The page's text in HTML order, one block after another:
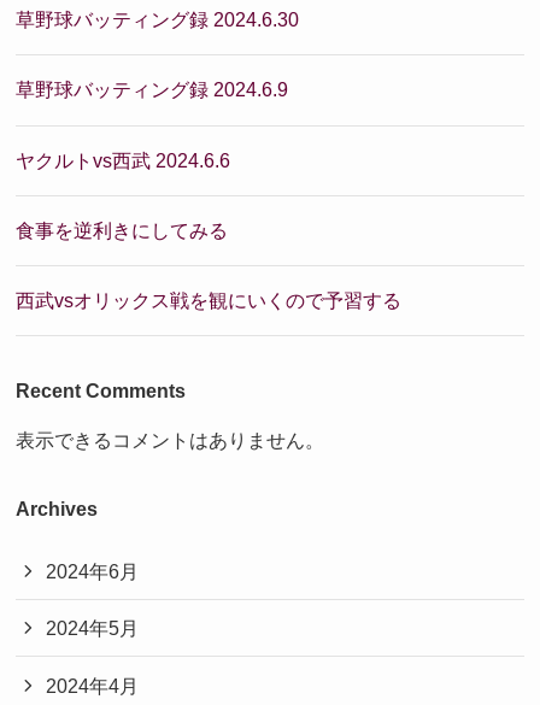
草野球バッティング録 2024.6.30
草野球バッティング録 2024.6.9
ヤクルトvs西武 2024.6.6
食事を逆利きにしてみる
西武vsオリックス戦を観にいくので予習する
Recent Comments
表示できるコメントはありません。
Archives
2024年6月
2024年5月
2024年4月